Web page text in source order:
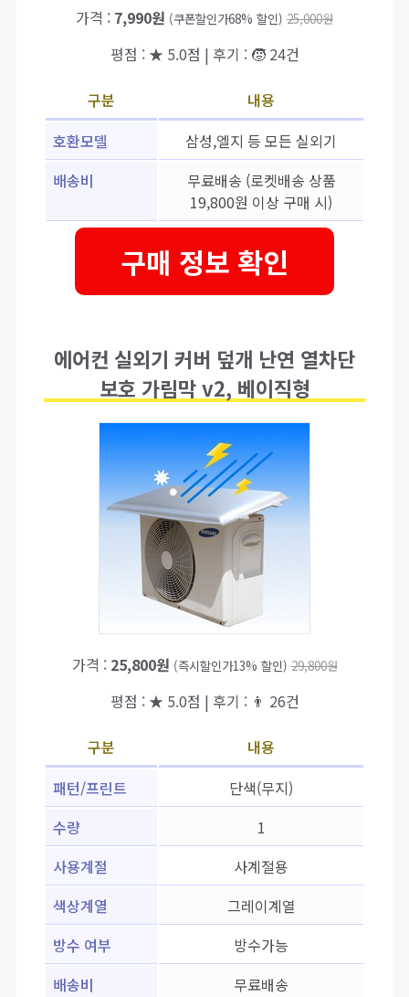
가격 : 7,990원 (쿠폰할인가68% 할인) 25,000원
평점 : ★ 5.0점 | 후기 : 🧒 24건
구분
내용
호환모델
삼성,엘지 등 모든 실외기
배송비
무료배송 (로켓배송 상품
19,800원 이상 구매 시)
구매 정보 확인
에어컨 실외기 커버 덮개 난연 열차단
보호 가림막 v2, 베이직형
가격 : 25,800원 (즉시할인가13% 할인) 29,800원
평점 : ★ 5.0점 | 후기 : 👨‍‍ 26건
구분
내용
패턴/프린트
단색(무지)
수량
1
사용계절
사계절용
색상계열
그레이계열
방수 여부
방수가능
배송비
무료배송